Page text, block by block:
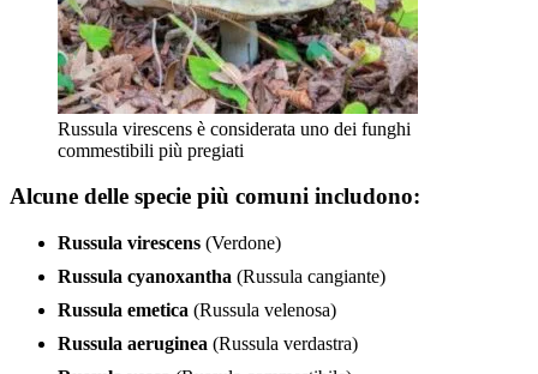
Russula virescens è considerata uno dei funghi
commestibili più pregiati
Alcune delle specie più comuni includono:
Russula virescens (Verdone)
Russula cyanoxantha (Russula cangiante)
Russula emetica (Russula velenosa)
Russula aeruginea (Russula verdastra)